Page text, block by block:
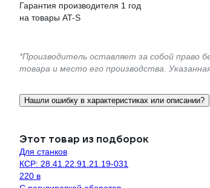
Гарантия производителя 1 год
на товары AT-S
*Производитель оставляет за собой право
товара и место его производства.
Нашли ошибку в характеристиках или описании?
Этот товар из подборок
Для станков
КСР: 28.41.22.91.21.19-031
220 в